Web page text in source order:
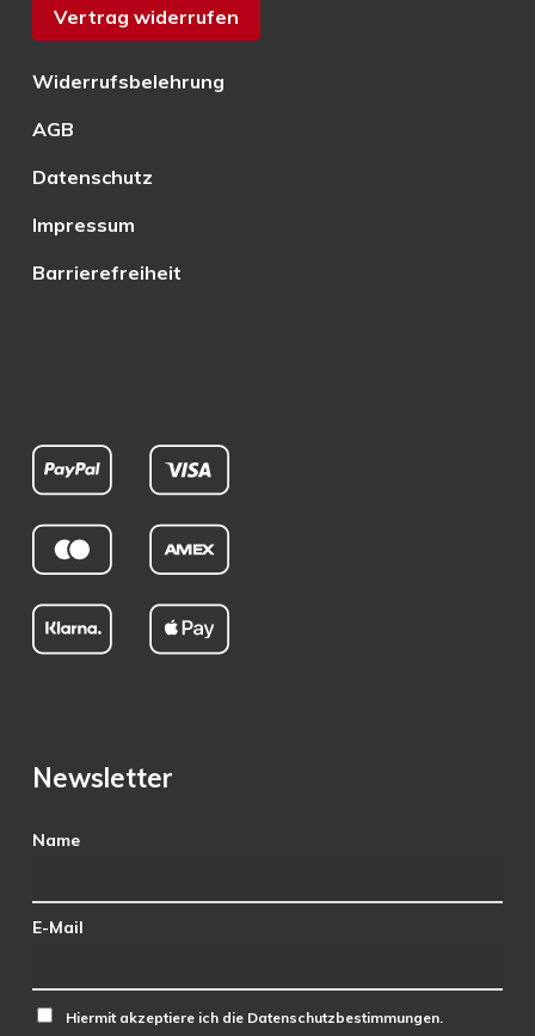
Vertrag widerrufen
Widerrufsbelehrung
AGB
Datenschutz
Impressum
Barrierefreiheit
Newsletter
Name
E-Mail
Hiermit akzeptiere ich die Datenschutzbestimmungen.